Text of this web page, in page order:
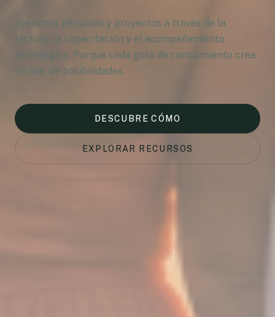
Elevamos personas y proyectos a través de la
lectura, la capacitación y el acompañamiento
estratégico. Porque cada gota de conocimiento crea
un mar de posibilidades.
DESCUBRE CÓMO
EXPLORAR RECURSOS